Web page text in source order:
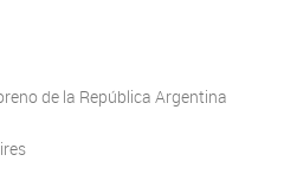
de la República Argentina